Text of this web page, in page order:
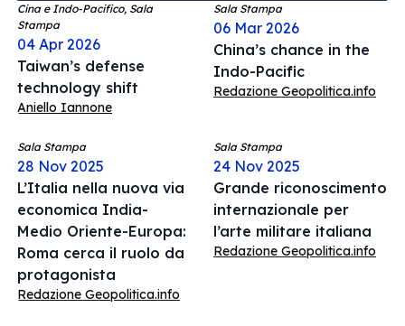
Cina e Indo-Pacifico, Sala
Stampa
04 Apr 2026
Taiwan’s defense
technology shift
Aniello Iannone
Sala Stampa
06 Mar 2026
China’s chance in the
Indo-Pacific
Redazione Geopolitica.info
Sala Stampa
28 Nov 2025
L’Italia nella nuova via
economica India-
Medio Oriente-Europa:
Roma cerca il ruolo da
protagonista
Redazione Geopolitica.info
Sala Stampa
24 Nov 2025
Grande riconoscimento
internazionale per
l’arte militare italiana
Redazione Geopolitica.info